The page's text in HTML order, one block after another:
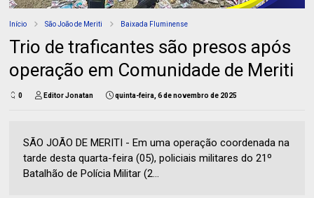
Início São João de Meriti Baixada Fluminense
Trio de traficantes são presos após
operação em Comunidade de Meriti
0 Editor Jonatan quinta-feira, 6 de novembro de 2025
SÃO JOÃO DE MERITI - Em uma operação coordenada na
tarde desta quarta-feira (05), policiais militares do 21º
Batalhão de Polícia Militar (2...